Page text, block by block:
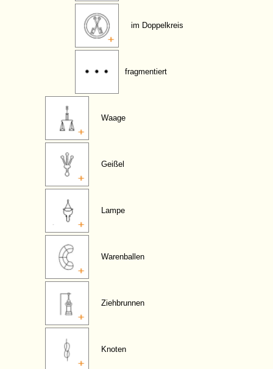
im Doppelkreis
fragmentiert
Waage
Geißel
Lampe
Warenballen
Ziehbrunnen
Knoten